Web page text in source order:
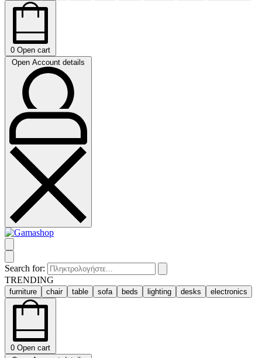
0 Open cart
Open Account details
Search for:
TRENDING
furniture chair table sofa beds lighting desks electronics
0 Open cart